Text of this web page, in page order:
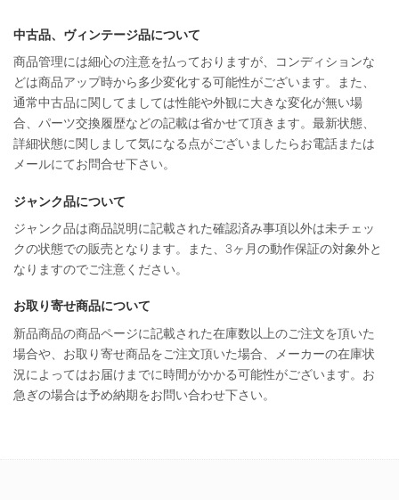
中古品、ヴィンテージ品について
商品管理には細心の注意を払っておりますが、コンディションな
どは商品アップ時から多少変化する可能性がございます。また、
通常中古品に関してましては性能や外観に大きな変化が無い場
合、パーツ交換履歴などの記載は省かせて頂きます。最新状態、
詳細状態に関しまして気になる点がございましたらお電話または
メールにてお問合せ下さい。
ジャンク品について
ジャンク品は商品説明に記載された確認済み事項以外は未チェッ
クの状態での販売となります。また、3ヶ月の動作保証の対象外と
なりますのでご注意ください。
お取り寄せ商品について
新品商品の商品ページに記載された在庫数以上のご注文を頂いた
場合や、お取り寄せ商品をご注文頂いた場合、メーカーの在庫状
況によってはお届けまでに時間がかかる可能性がございます。お
急ぎの場合は予め納期をお問い合わせ下さい。